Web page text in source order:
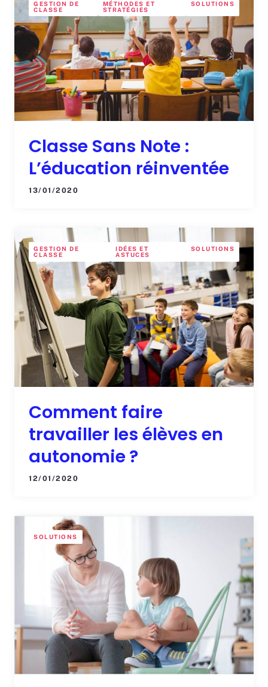
GESTION DE
CLASSE
MÉTHODES ET
STRATÉGIES
SOLUTIONS
Classe Sans Note :
L’éducation réinventée
13/01/2020
GESTION DE
CLASSE
IDÉES ET
ASTUCES
SOLUTIONS
Comment faire
travailler les élèves en
autonomie ?
12/01/2020
SOLUTIONS